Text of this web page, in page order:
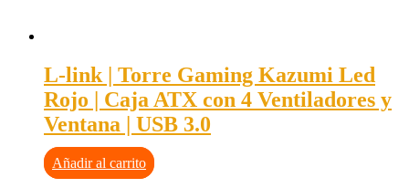
L-link | Torre Gaming Kazumi Led
Rojo | Caja ATX con 4 Ventiladores y
Ventana | USB 3.0
Añadir al carrito